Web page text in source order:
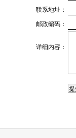
联系地址：
邮政编码：
详细内容：